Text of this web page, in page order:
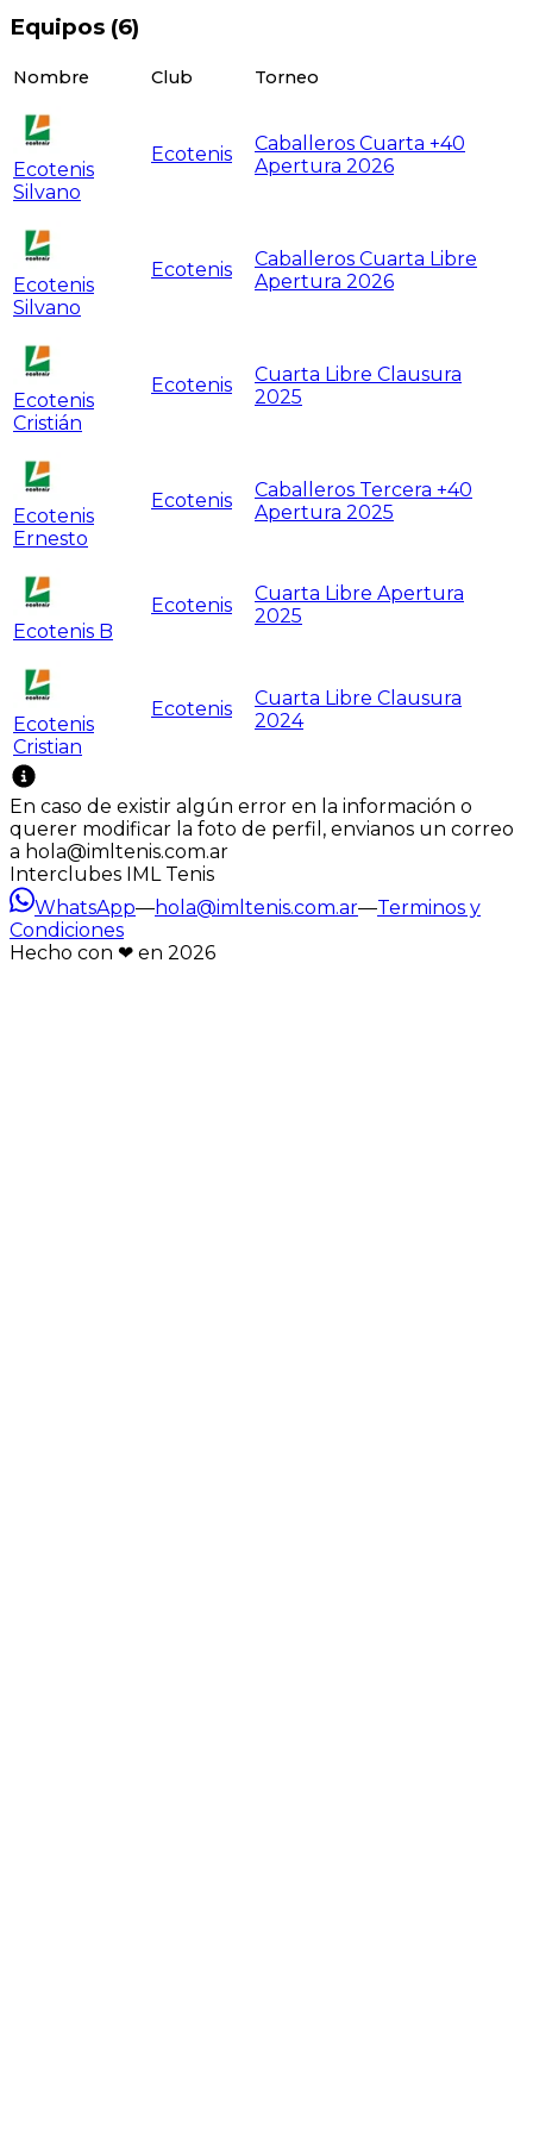
Equipos (6)
Nombre Club Torneo
Ecotenis
Silvano
Ecotenis
Caballeros Cuarta +40
Apertura 2026
Ecotenis
Silvano
Ecotenis
Caballeros Cuarta Libre
Apertura 2026
Ecotenis
Cristián
Ecotenis
Cuarta Libre Clausura
2025
Ecotenis
Ernesto
Ecotenis
Caballeros Tercera +40
Apertura 2025
Ecotenis B
Ecotenis
Cuarta Libre Apertura
2025
Ecotenis
Cristian
Ecotenis
Cuarta Libre Clausura
2024
En caso de existir algún error en la información o
querer modificar la foto de perfil, envianos un correo
a hola@imltenis.com.ar
Interclubes IML Tenis
WhatsApp—hola@imltenis.com.ar—Terminos y
Condiciones
Hecho con ❤︎ en 2026